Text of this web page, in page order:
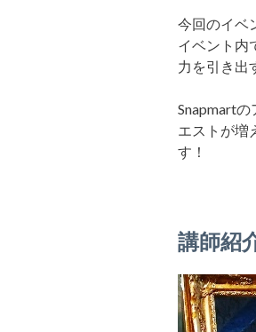
今回のイベ
イベント内
力を引き出
Snapmart
エストが増
す！
講師紹